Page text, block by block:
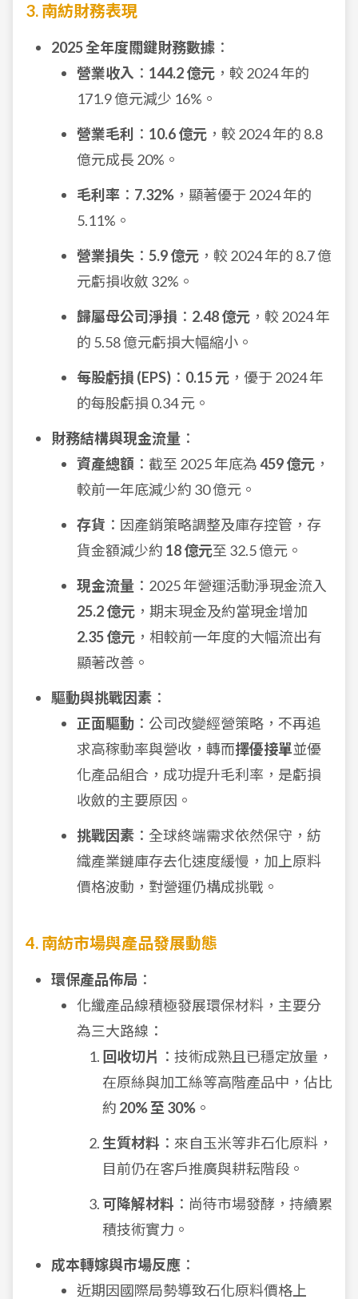
3. 南紡財務表現
2025 全年度關鍵財務數據 ：
營業收入 ： 144.2 億元 ，較 2024 年的
171.9 億元減少 16%。
營業毛利
： 10.6 億元 ，較 2024 年的 8.8
億元成長 20%。
毛利率 ： 7.32% ，顯著優于 2024 年的
5.11%。
營業損失 ： 5.9 億元 ，較 2024 年的 8.7 億
元虧損收斂 32%。
歸屬母公司淨損 ： 2.48 億元 ，較 2024 年
的 5.58 億元虧損大幅縮小。
每股虧損 (EPS) ： 0.15 元 ，優于 2024 年
的每股虧損 0.34 元。
財務結構與現金流量 ：
資產總額 ：截至 2025 年底為459 億元 ，
較前一年底減少約 30 億元。
存貨 ：因產銷策略調整及庫存控管，存
貨金額減少約 18 億元至 32.5 億元。
現金流量 ：2025 年營運活動淨現金流入
25.2 億元 ，期末現金及約當現金增加
2.35 億元 ，相較前一年度的大幅流出有
顯著改善。
驅動與挑戰因素 ：
正面驅動 ：公司改變經營策略，不再追
求高稼動率與營收，轉而擇優接單並優
化產品組合，成功提升毛利率，是虧損
收斂的主要原因。
挑戰因素 ：全球終端需求依然保守，紡
織產業鏈庫存去化速度緩慢，加上原料
價格波動，對營運仍構成挑戰。
4. 南紡市場與產品發展動態
環保產品佈局 ：
化纖產品線積極發展環保材料，主要分
為三大路線：
回收切片 ：技術成熟且已穩定放量，
在原絲與加工絲等高階產品中，佔比
約 20% 至 30% 。
生質材料 ：來自玉米等非石化原料，
目前仍在客戶推廣與耕耘階段。
可降解材料 ：尚待市場發酵，持續累
積技術實力。
成本轉嫁與市場反應 ：
近期因國際局勢導致石化原料價格上